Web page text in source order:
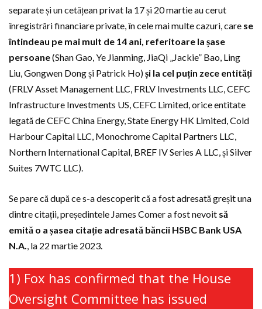
separate și un cetățean privat la 17 și 20 martie au cerut
înregistrări financiare private, în cele mai multe cazuri, care se
întindeau pe mai mult de 14 ani, referitoare la șase
persoane(Shan Gao, Ye Jianming, JiaQi „Jackie” Bao, Ling
Liu, Gongwen Dong și Patrick Ho)și la cel puțin zece entități
(FRLV Asset Management LLC, FRLV Investments LLC, CEFC
Infrastructure Investments US, CEFC Limited, orice entitate
legată de CEFC China Energy, State Energy HK Limited, Cold
Harbour Capital LLC, Monochrome Capital Partners LLC,
Northern International Capital, BREF IV Series A LLC, și Silver
Suites 7WTC LLC).
Se pare că după ce s-a descoperit că a fost adresată greșit una
dintre citații, președintele James Comer a fost nevoit să
emită o a șasea citație adresată băncii HSBC Bank USA
N.A., la 22 martie 2023.
1) Fox has confirmed that the House
Oversight Committee has issued